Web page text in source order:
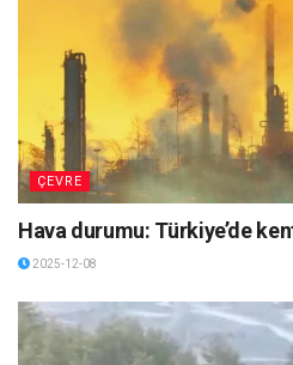
ÇEVRE
Hava durumu: Türkiye’de
2025-12-08